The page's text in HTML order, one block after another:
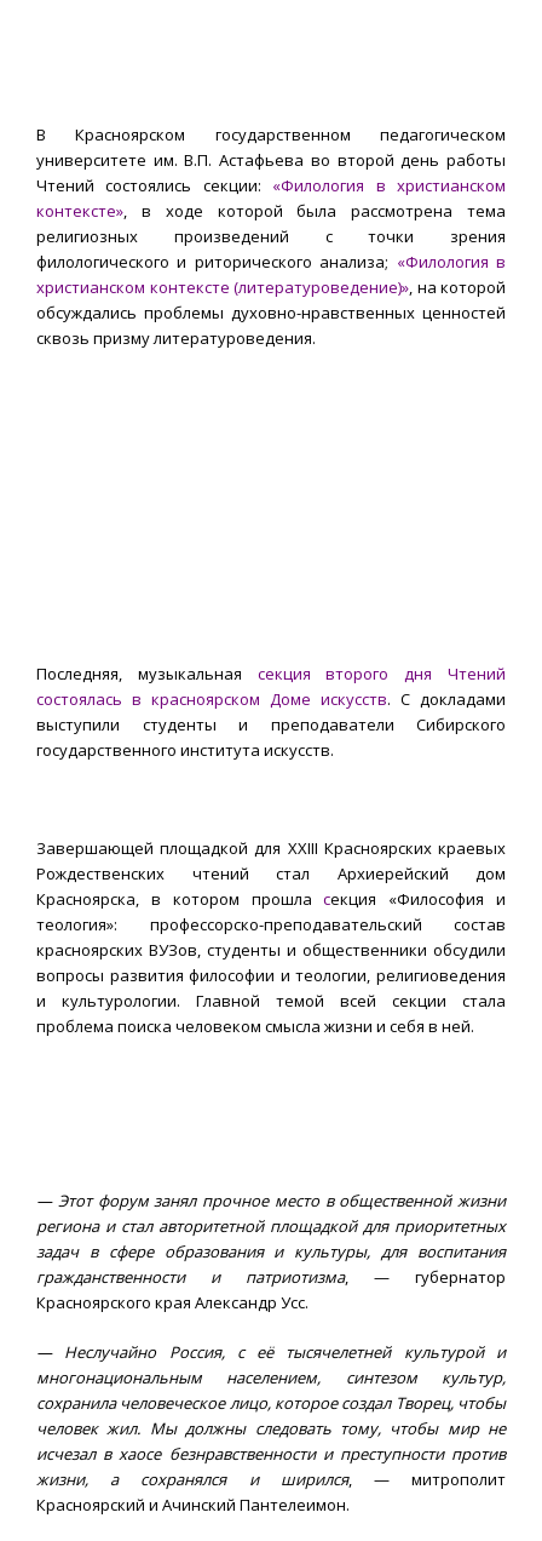
В Красноярском государственном педагогическом
университете им. В.П. Астафьева во второй день работы
Чтений состоялись секции: «Филология в христианском
контексте», в ходе которой была рассмотрена тема
религиозных произведений с точки зрения
филологического и риторического анализа; «Филология в
христианском контексте (литературоведение)», на которой
обсуждались проблемы духовно-нравственных ценностей
сквозь призму литературоведения.
Последняя, музыкальная секция второго дня Чтений
состоялась в красноярском Доме искусств. С докладами
выступили студенты и преподаватели Сибирского
государственного института искусств.
Завершающей площадкой для XXIII Красноярских краевых
Рождественских чтений стал Архиерейский дом
Красноярска, в котором прошласекция «Философия и
теология»: профессорско-преподавательский состав
красноярских ВУЗов, студенты и общественники обсудили
вопросы развития философии и теологии, религиоведения
и культурологии. Главной темой всей секции стала
проблема поиска человеком смысла жизни и себя в ней.
— Этот форум занял прочное место в общественной жизни
региона и стал авторитетной площадкой для приоритетных
задач в сфере образования и культуры, для воспитания
гражданственности и патриотизма, — губернатор
Красноярского края Александр Усс.
— Неслучайно Россия, с её тысячелетней культурой и
многонациональным населением, синтезом культур,
сохранила человеческое лицо, которое создал Творец, чтобы
человек жил. Мы должны следовать тому, чтобы мир не
исчезал в хаосе безнравственности и преступности против
жизни, а сохранялся и ширился, — митрополит
Красноярский и Ачинский Пантелеимон.